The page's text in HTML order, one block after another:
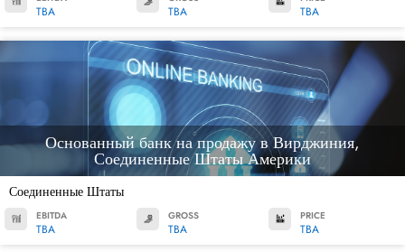
TBA TBA TBA
Основанный банк на продажу в Вирджиния,
Соединенные Штаты Америки
Соединенные Штаты
EBITDA
TBA
GROSS
TBA
PRICE
TBA